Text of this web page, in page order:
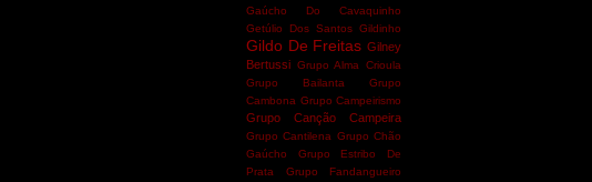
Gaúcho Do Cavaquinho
Getúlio Dos Santos Gildinho
Gildo De Freitas Gilney
Bertussi Grupo Alma Crioula
Grupo Bailanta
Grupo
Cambona Grupo Campeirismo
Grupo Canção Campeira
Grupo Cantilena Grupo Chão
Gaúcho
Grupo Estribo De
Prata
Grupo Fandangueiro